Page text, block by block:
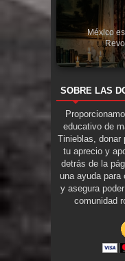
México
SOBRE LAS
educativo de
Tinieblas, donar
tu aprecio y
detrás de la
una ayuda para
y asegura
comunidad